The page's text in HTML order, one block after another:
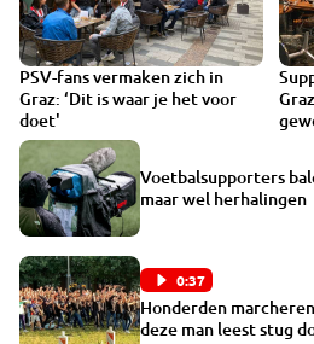
PSV-fans vermaken zich in
Graz: ‘Dit is waar je het voor
doet'
0:12
Voetbalsupporters
maar wel herhalingen
0:37
Honderden
deze man leest stug